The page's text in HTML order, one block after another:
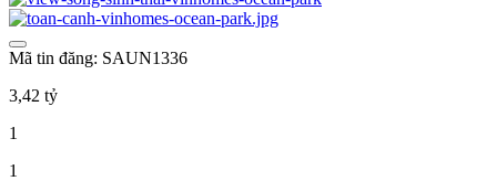
Mã tin đăng: SAUN1336
3,42 tỷ
1
1